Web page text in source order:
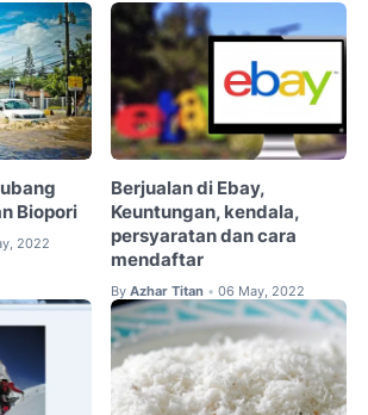
Biopori
2022
Berjualan di Ebay,
Keuntungan, kendala,
persyaratan dan cara
mendaftar
By Azhar Titan • 06 May, 2022